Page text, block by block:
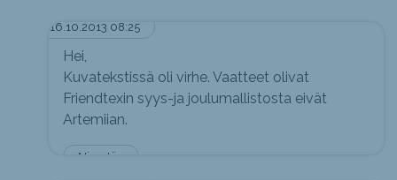
16.10.2013 08:25
Nimetön
Hei,
Kuvatekstissä oli virhe. Vaatteet olivat
Friendtexin syys-ja joulumallistosta eivät
Artemiian.